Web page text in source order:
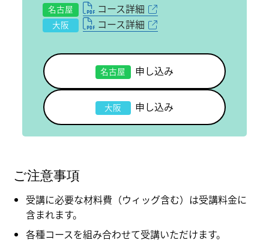
名古屋 コース詳細
大阪 コース詳細
名古屋 申し込み
大阪 申し込み
ご注意事項
受講に必要な材料費（ウィッグ含む）は受講料金に
含まれます。
各種コースを組み合わせて受講いただけます。